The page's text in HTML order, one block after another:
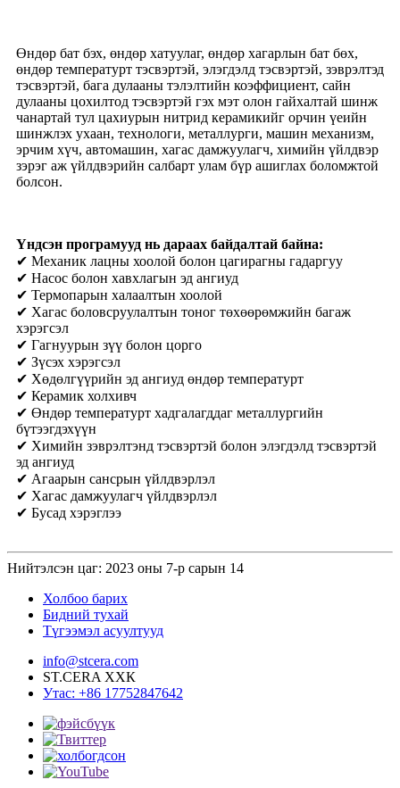
Өндөр бат бэх, өндөр хатуулаг, өндөр хагарлын бат бөх,
өндөр температурт тэсвэртэй, элэгдэлд тэсвэртэй, зэврэлтэд
тэсвэртэй, бага дулааны тэлэлтийн коэффициент, сайн
дулааны цохилтод тэсвэртэй гэх мэт олон гайхалтай шинж
чанартай тул цахиурын нитрид керамикийг орчин үеийн
шинжлэх ухаан, технологи, металлурги, машин механизм,
эрчим хүч, автомашин, хагас дамжуулагч, химийн үйлдвэр
зэрэг аж үйлдвэрийн салбарт улам бүр ашиглах боломжтой
болсон.
Үндсэн програмууд нь дараах байдалтай байна:
✔ Механик лацны хоолой болон цагирагны гадаргуу
✔ Насос болон хавхлагын эд ангиуд
✔ Термопарын халаалтын хоолой
✔ Хагас боловсруулалтын тоног төхөөрөмжийн багаж
хэрэгсэл
✔ Гагнуурын зүү болон цорго
✔ Зүсэх хэрэгсэл
✔ Хөдөлгүүрийн эд ангиуд өндөр температурт
✔ Керамик холхивч
✔ Өндөр температурт хадгалагддаг металлургийн
бүтээгдэхүүн
✔ Химийн зэврэлтэнд тэсвэртэй болон элэгдэлд тэсвэртэй
эд ангиуд
✔ Агаарын сансрын үйлдвэрлэл
✔ Хагас дамжуулагч үйлдвэрлэл
✔ Бусад хэрэглээ
Нийтэлсэн цаг: 2023 оны 7-р сарын 14
Холбоо барих
Бидний тухай
Түгээмэл асуултууд
info@stcera.com
ST.CERA ХХК
Утас: +86 17752847642